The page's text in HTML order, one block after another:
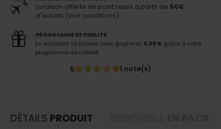
Livraison offerte en point relais à partir de 50€
d'achats (Voir conditions)
PROGRAMME DE FIDELITE
En achetant ce produit vous gagnerez 0,38 € grâce à notre
programme de fidélité.
5 1 note(s)
DÉTAILS PRODUIT